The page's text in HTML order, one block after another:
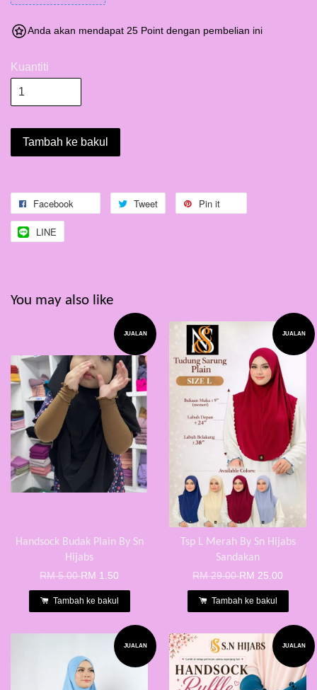
Anda akan mendapat 25 Point dengan pembelian ini
Kuantiti
Tambah ke bakul
Facebook Tweet Pin it
LINE
You may also like
JUALAN
Handsock Budak Plain By Sn
Hijabs
RM 5.00RM 1.50
Tambah ke bakul
JUALAN
Tsp L Merah By Sn Hijabs
Sandakan
RM 29.00RM 25.00
Tambah ke bakul
JUALAN JUALAN